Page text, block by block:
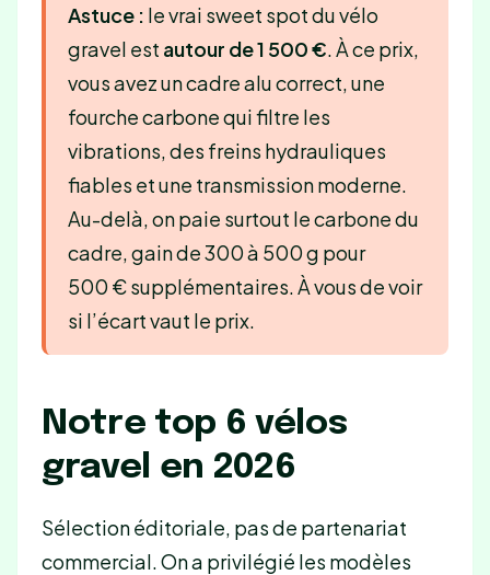
Astuce : le vrai sweet spot du vélo
gravel est autour de 1 500 €. À ce prix,
vous avez un cadre alu correct, une
fourche carbone qui filtre les
vibrations, des freins hydrauliques
fiables et une transmission moderne.
Au-delà, on paie surtout le carbone du
cadre, gain de 300 à 500 g pour
500 € supplémentaires. À vous de voir
si l’écart vaut le prix.
Notre top 6 vélos
gravel en 2026
Sélection éditoriale, pas de partenariat
commercial. On a privilégié les modèles